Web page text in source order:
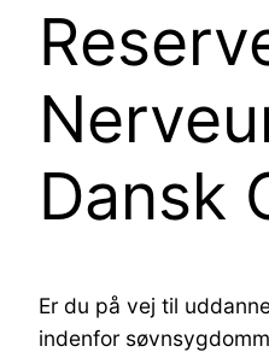
Dansk
Er du på vej til
indenfor